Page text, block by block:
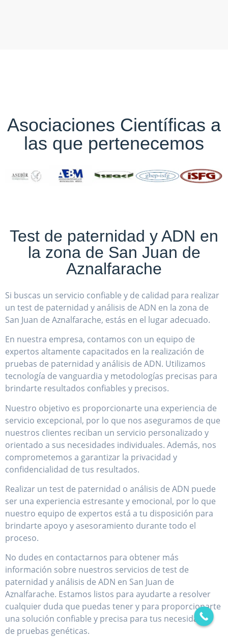
Asociaciones Científicas a
las que pertenecemos
Test de paternidad y ADN en
la zona de San Juan de
Aznalfarache
Si buscas un servicio confiable y de calidad para realizar
un test de paternidad y análisis de ADN en la zona de
San Juan de Aznalfarache, estás en el lugar adecuado.
En nuestra empresa, contamos con un equipo de
expertos altamente capacitados en la realización de
pruebas de paternidad y análisis de ADN. Utilizamos
tecnología de vanguardia y metodologías precisas para
brindarte resultados confiables y precisos.
Nuestro objetivo es proporcionarte una experiencia de
servicio excepcional, por lo que nos aseguramos de que
nuestros clientes reciban un servicio personalizado y
orientado a sus necesidades individuales. Además, nos
comprometemos a garantizar la privacidad y
confidencialidad de tus resultados.
Realizar un test de paternidad o análisis de ADN puede
ser una experiencia estresante y emocional, por lo que
nuestro equipo de expertos está a tu disposición para
brindarte apoyo y asesoramiento durante todo el
proceso.
No dudes en contactarnos para obtener más
información sobre nuestros servicios de test de
paternidad y análisis de ADN en San Juan de
Aznalfarache. Estamos listos para ayudarte a resolver
cualquier duda que puedas tener y para proporcionarte
una solución confiable y precisa para tus necesidades
de pruebas genéticas.